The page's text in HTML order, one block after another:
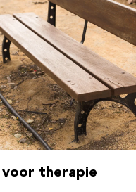
voor therapie